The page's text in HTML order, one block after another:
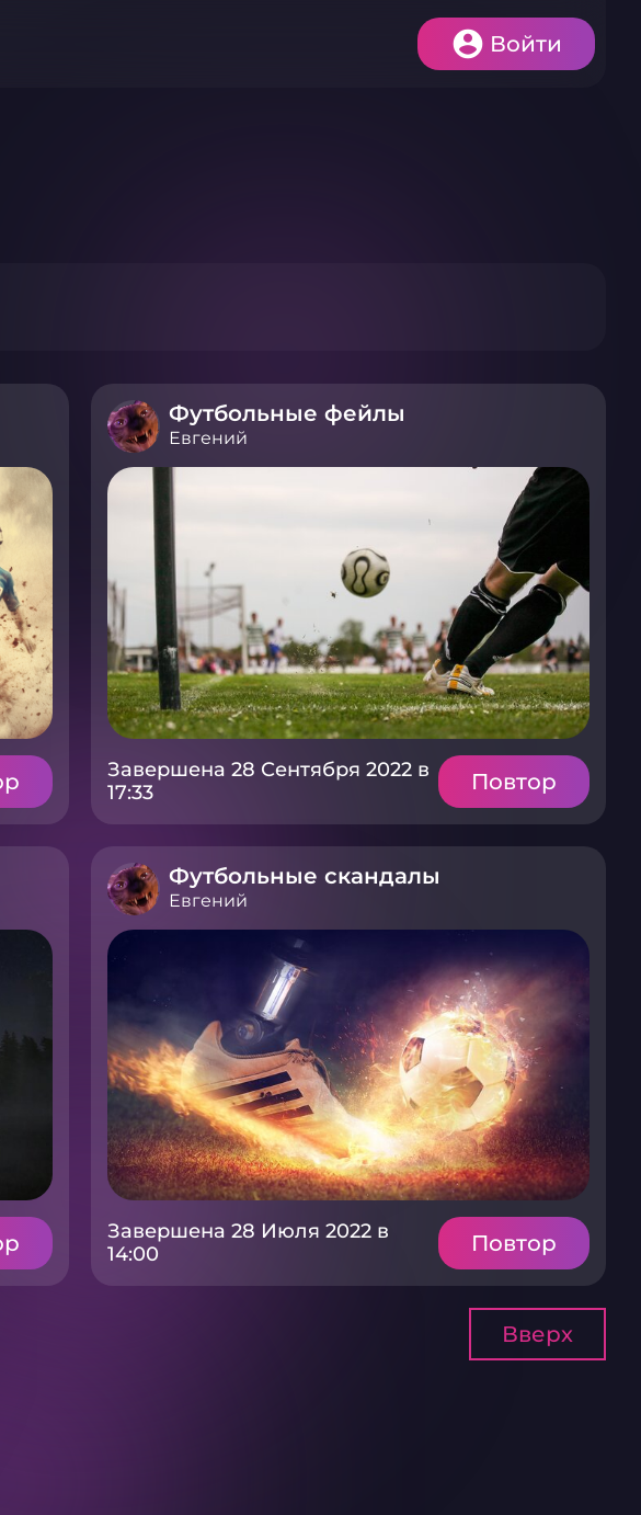
Войти
Футбольные фейлы
Евгений
Завершена 28 Сентября 2022 в
17:33
Повтор
Футбольные скандалы
Евгений
Завершена 28 Июля 2022 в
14:00
Повтор
Вверх